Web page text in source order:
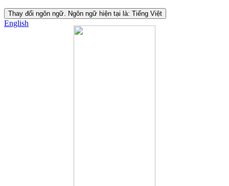
Thay đổi ngôn ngữ. Ngôn ngữ hiện tại là: Tiếng Việt
English